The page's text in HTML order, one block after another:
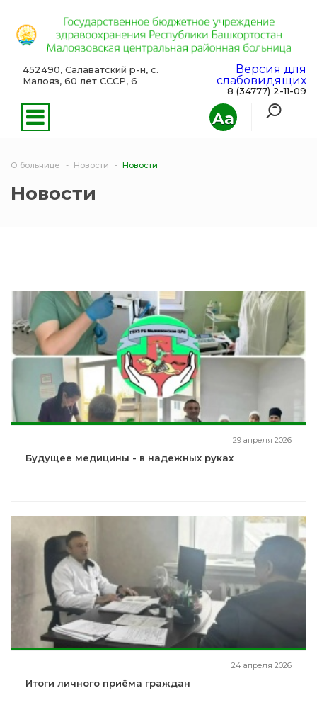
Aa
452490, Салаватский р-н, с.
Малояз, 60 лет СССР, 6
Версия для
слабовидящих
8 (34777) 2-11-09
О больнице Новости Новости
Новости
29 апреля 2026
Будущее медицины - в надежных руках
24 апреля 2026
Итоги личного приёма граждан